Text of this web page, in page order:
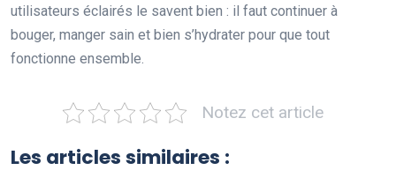
utilisateurs éclairés le savent bien : il faut continuer à
bouger, manger sain et bien s’hydrater pour que tout
fonctionne ensemble.
Notez cet article
Les articles similaires :